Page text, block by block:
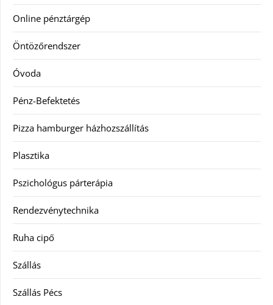
Online pénztárgép
Öntözőrendszer
Óvoda
Pénz-Befektetés
Pizza hamburger házhozszállítás
Plasztika
Pszichológus párterápia
Rendezvénytechnika
Ruha cipő
Szállás
Szállás Pécs